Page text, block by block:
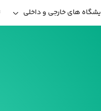
های خارجی و داخلی